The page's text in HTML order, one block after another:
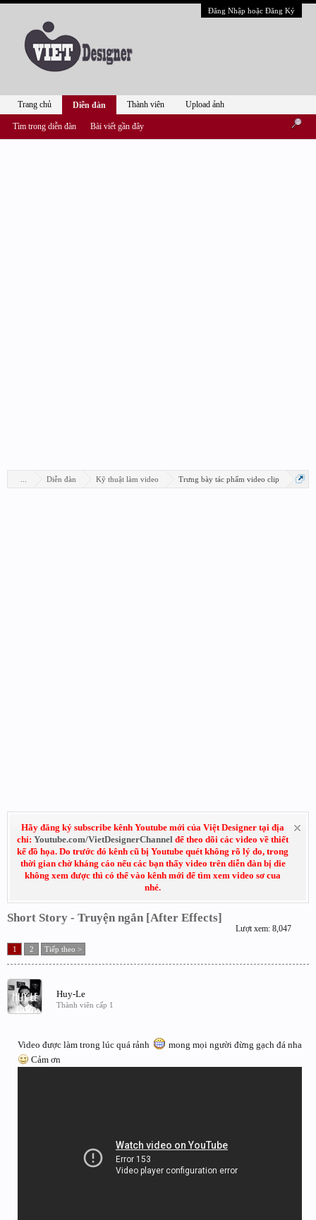
Đăng Nhập hoặc Đăng Ký
Diễn đàn Kỹ thuật làm video Trưng bày tác phẩm video clip
Hãy đăng ký subscribe kênh Youtube mới của Việt Designer tại địa
chỉ: Youtube.com/VietDesignerChannel để theo dõi các video về thiết
kế đồ họa. Do trước đó kênh cũ bị Youtube quét không rõ lý do, trong
thời gian chờ kháng cáo nếu các bạn thấy video trên diễn đàn bị die
không xem được thì có thể vào kênh mới để tìm xem video sơ cua
nhé.
Short Story - Truyện ngắn [After Effects]
Lượt xem: 8,047
1 2 Tiếp theo >
Huy-Le
Thành viên cấp 1
Video được làm trong lúc quá rảnh
mong mọi người đừng gạch đá nha
Cảm ơn
Trang chủ Diễn đàn
Tìm trong diễn đàn Bài viết gần đây
Thành viên Upload ảnh